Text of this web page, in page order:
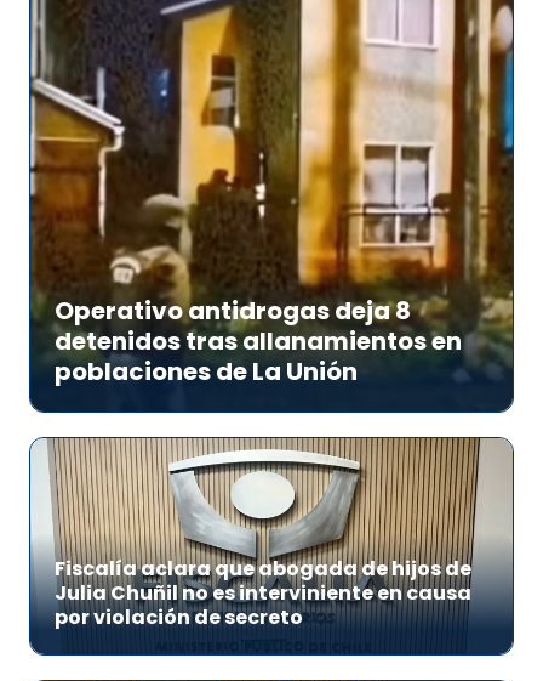
Operativo antidrogas deja 8
detenidos tras allanamientos en
poblaciones de La Unión
Fiscalía aclara que abogada de hijos de
Julia Chuñil no es interviniente en causa
por violación de secreto